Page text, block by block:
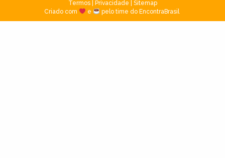
Termos| Privacidade
Sitemap
Criado com
e pelo time do EncontraBrasil